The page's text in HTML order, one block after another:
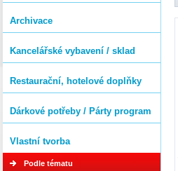
Archivace
Kancelářské vybavení / sklad
Restaurační, hotelové doplňky
Dárkové potřeby / Párty program
Vlastní tvorba
Podle tématu